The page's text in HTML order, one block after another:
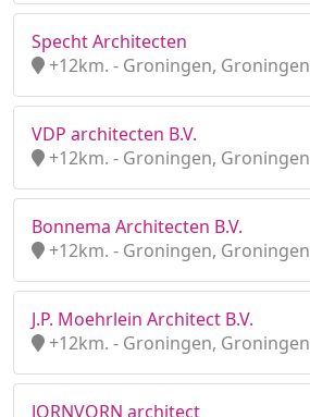
Specht Architecten
+12km. - Groningen, Groningen
VDP architecten B.V.
+12km. - Groningen, Groningen
Bonnema Architecten B.V.
+12km. - Groningen, Groningen
J.P. Moehrlein Architect B.V.
+12km. - Groningen, Groningen
JORNVORN architect